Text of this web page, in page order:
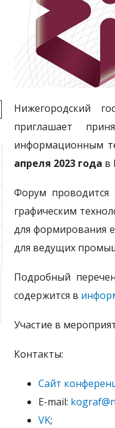
Нижегородский
приглашает
информационным
апреля 2023 года в
Форум проводится
графическим
для формирования
для ведущих
Подробный
содержится в
Участие в
Контакты:
Сайт
E-mail:
VK;